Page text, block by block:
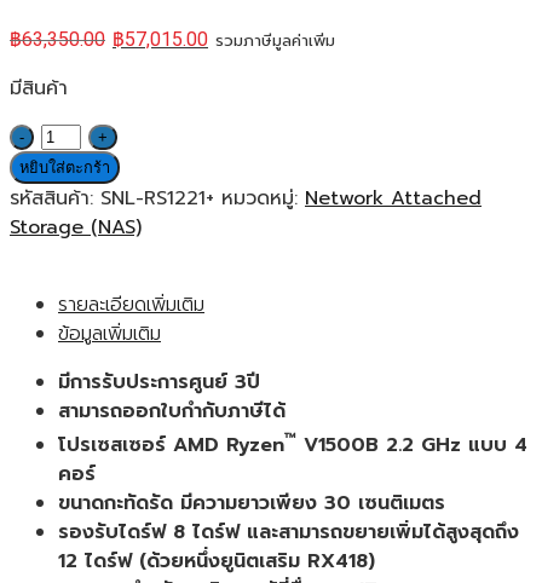
฿63,350.00 ฿57,015.00 รวมภาษีมูลค่าเพิ่ม
มีสินค้า
จำนวน
Synology
NAS
RackStation
bays
เครื่อง
จัด
เก็บ
ข้อมูล
บน
เครือ
ข่าย
ชนิด
ติด
หยิบใส่ตะกร้า
รหัสสินค้า: SNL-RS1221+ หมวดหมู่: Network Attached
Storage (NAS)
รายละเอียดเพิ่มเติม
ข้อมูลเพิ่มเติม
มีการรับประการศูนย์ 3ปี
สามารถออกใบกำกับภาษีได้
โปรเซสเซอร์ AMD Ryzen™ V1500B 2.2 GHz แบบ 4
คอร์
ขนาดกะทัดรัด มีความยาวเพียง 30 เซนติเมตร
รองรับไดร์ฟ 8 ไดร์ฟ และสามารถขยายเพิ่มได้สูงสุดถึง
12 ไดร์ฟ (ด้วยหนึ่งยูนิตเสริม RX418)